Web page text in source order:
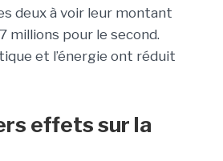
deux à voir leur montant
millions pour le second.
et l’énergie ont réduit
effets sur la